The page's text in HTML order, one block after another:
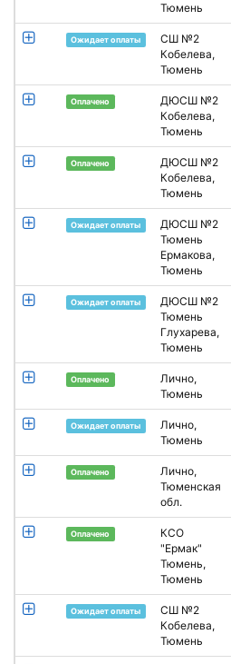
Тюмень
Ожидает оплаты
СШ №2
Кобелева,
Тюмень
Оплачено
ДЮСШ №2
Кобелева,
Тюмень
Оплачено
ДЮСШ №2
Кобелева,
Тюмень
Ожидает оплаты
ДЮСШ №2
Тюмень
Ермакова,
Тюмень
Ожидает оплаты
ДЮСШ №2
Тюмень
Глухарева,
Тюмень
Оплачено
Лично,
Тюмень
Ожидает оплаты
Лично,
Тюмень
Оплачено
Лично,
Тюменская
обл.
Оплачено
КСО
"Ермак"
Тюмень,
Тюмень
Ожидает оплаты
СШ №2
Кобелева,
Тюмень